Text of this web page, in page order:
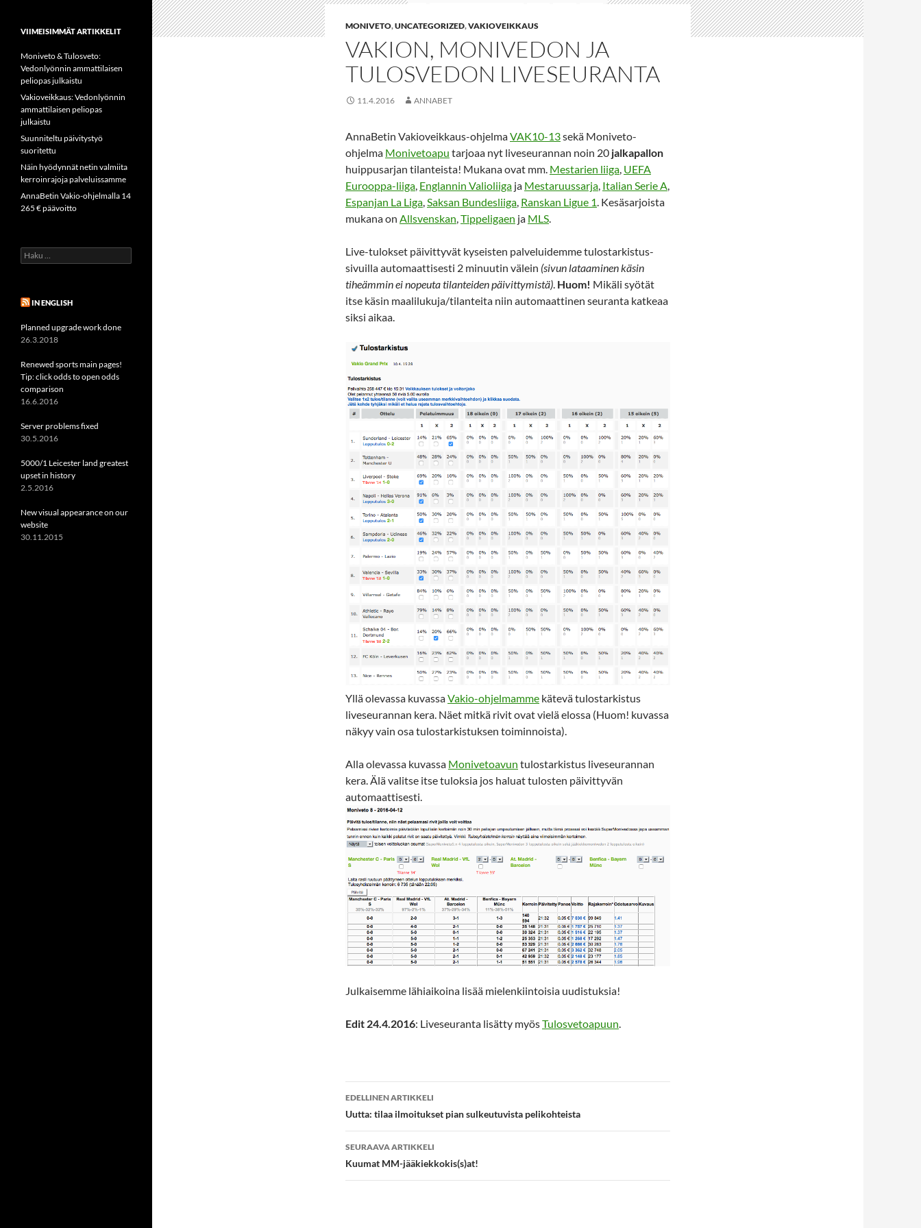
MONIVETO,UNCATEGORIZED,VAKIOVEIKKAUS
VAKION, MONIVEDON JA
TULOSVEDON LIVESEURANTA
11.4.2016 ANNABET
AnnaBetin Vakioveikkaus-ohjelmaVAK10-13sekä Moniveto-
ohjelma Monivetoapu tarjoaa nyt liveseurannan noin 20 jalkapallon
huippusarjan tilanteista! Mukana ovat mm. Mestarien liiga, UEFA
Eurooppa-liiga, Englannin Valioliiga ja Mestaruussarja, Italian Serie A,
Espanjan La Liga,Saksan Bundesliiga, Ranskan Ligue 1. Kesäsarjoista
mukana on Allsvenskan,Tippeligaen ja MLS.
Live-tulokset päivittyvät kyseisten palveluidemme tulostarkistus-
sivuilla automaattisesti 2 minuutin välein (sivun lataaminen käsin
tiheämmin ei nopeuta tilanteiden päivittymistä). Huom! Mikäli syötät
itse käsin maalilukuja/tilanteita niin automaattinen seuranta katkeaa
siksi aikaa.
Yllä olevassa kuvassaVakio-ohjelmamme kätevä tulostarkistus
liveseurannan kera. Näet mitkä rivit ovat vielä elossa (Huom! kuvassa
näkyy vain osa tulostarkistuksen toiminnoista).
Alla olevassa kuvassa Monivetoavun tulostarkistus liveseurannan
kera. Älä valitse itse tuloksia jos haluat tulosten päivittyvän
automaattisesti.
Julkaisemme lähiaikoina lisää mielenkiintoisia uudistuksia!
Edit 24.4.2016: Liveseuranta lisätty myösTulosvetoapuun
Artikkelien
selaus
EDELLINEN ARTIKKELI
Uutta: tilaa ilmoitukset pian sulkeutuvista pelikohteista
SEURAAVA ARTIKKELI
Kuumat MM-jääkiekkokis(s)at!
VIIMEISIMMÄT ARTIKKELIT
Moniveto & Tulosveto:
Vedonlyönnin ammattilaisen
peliopas julkaistu
Vakioveikkaus: Vedonlyönnin
ammattilaisen peliopas
julkaistu
Suunniteltu päivitystyö
suoritettu
Näin hyödynnät netin valmiita
kerroinrajoja palveluissamme
AnnaBetin Vakio-ohjelmalla 14
265 € päävoitto
Haku:
IN ENGLISH
Planned upgrade work done
26.3.2018
Renewed sports main pages!
Tip: click odds to open odds
comparison
16.6.2016
Server problems fixed
30.5.2016
5000/1 Leicester land greatest
upset in history
2.5.2016
New visual appearance on our
website
30.11.2015